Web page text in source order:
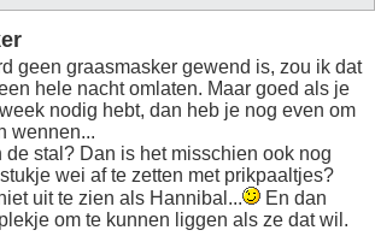
geen graasmasker gewend is, zou ik dat
hele nacht omlaten. Maar goed als je
nodig hebt, dan heb je nog even om
wennen...
de stal? Dan is het misschien ook nog
wei af te zetten met prikpaaltjes?
uit te zien als Hannibal...
En dan
om te kunnen liggen als ze dat wil.